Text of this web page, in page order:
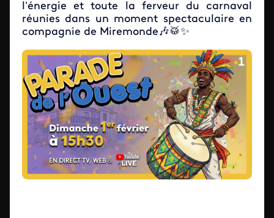
l’énergie et toute la ferveur du carnaval
réunies dans un moment spectaculaire en
compagnie de Miremonde🎶🥁✨